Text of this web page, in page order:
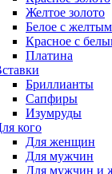
Желтое золото
Белое с
Красное с
Платина
Бриллианты
Сапфиры
Изумруды
кого
Для женщин
Для мужчин
Для мужчин и